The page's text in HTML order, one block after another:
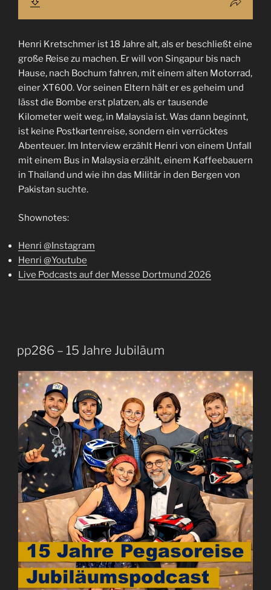
Henri Kretschmer ist 18 Jahre alt, als er beschließt eine
große Reise zu machen. Er will von Singapur bis nach
Hause, nach Bochum fahren, mit einem alten Motorrad,
einer XT600. Vor seinen Eltern hält er es geheim und
lässt die Bombe erst platzen, als er tausende
Kilometer weit weg, in Malaysia ist. Was dann beginnt,
ist keine Postkartenreise, sondern ein verrücktes
Abenteuer. Im Interview erzählt Henri von einem Unfall
mit einem Bus in Malaysia erzählt, einem Kaffeebauern
in Thailand und wie ihn das Militär in den Bergen von
Pakistan suchte.
Shownotes:
Henri @Instagram
Henri @Youtube
Live Podcasts auf der Messe Dortmund 2026
pp286 – 15 Jahre Jubiläum